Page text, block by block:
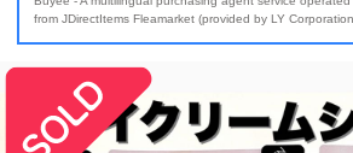
from JDirectItems Fleamarket (provided by LY